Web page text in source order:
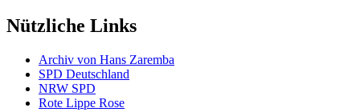
Nützliche Links
Archiv von Hans Zaremba
SPD Deutschland
NRW SPD
Rote Lippe Rose